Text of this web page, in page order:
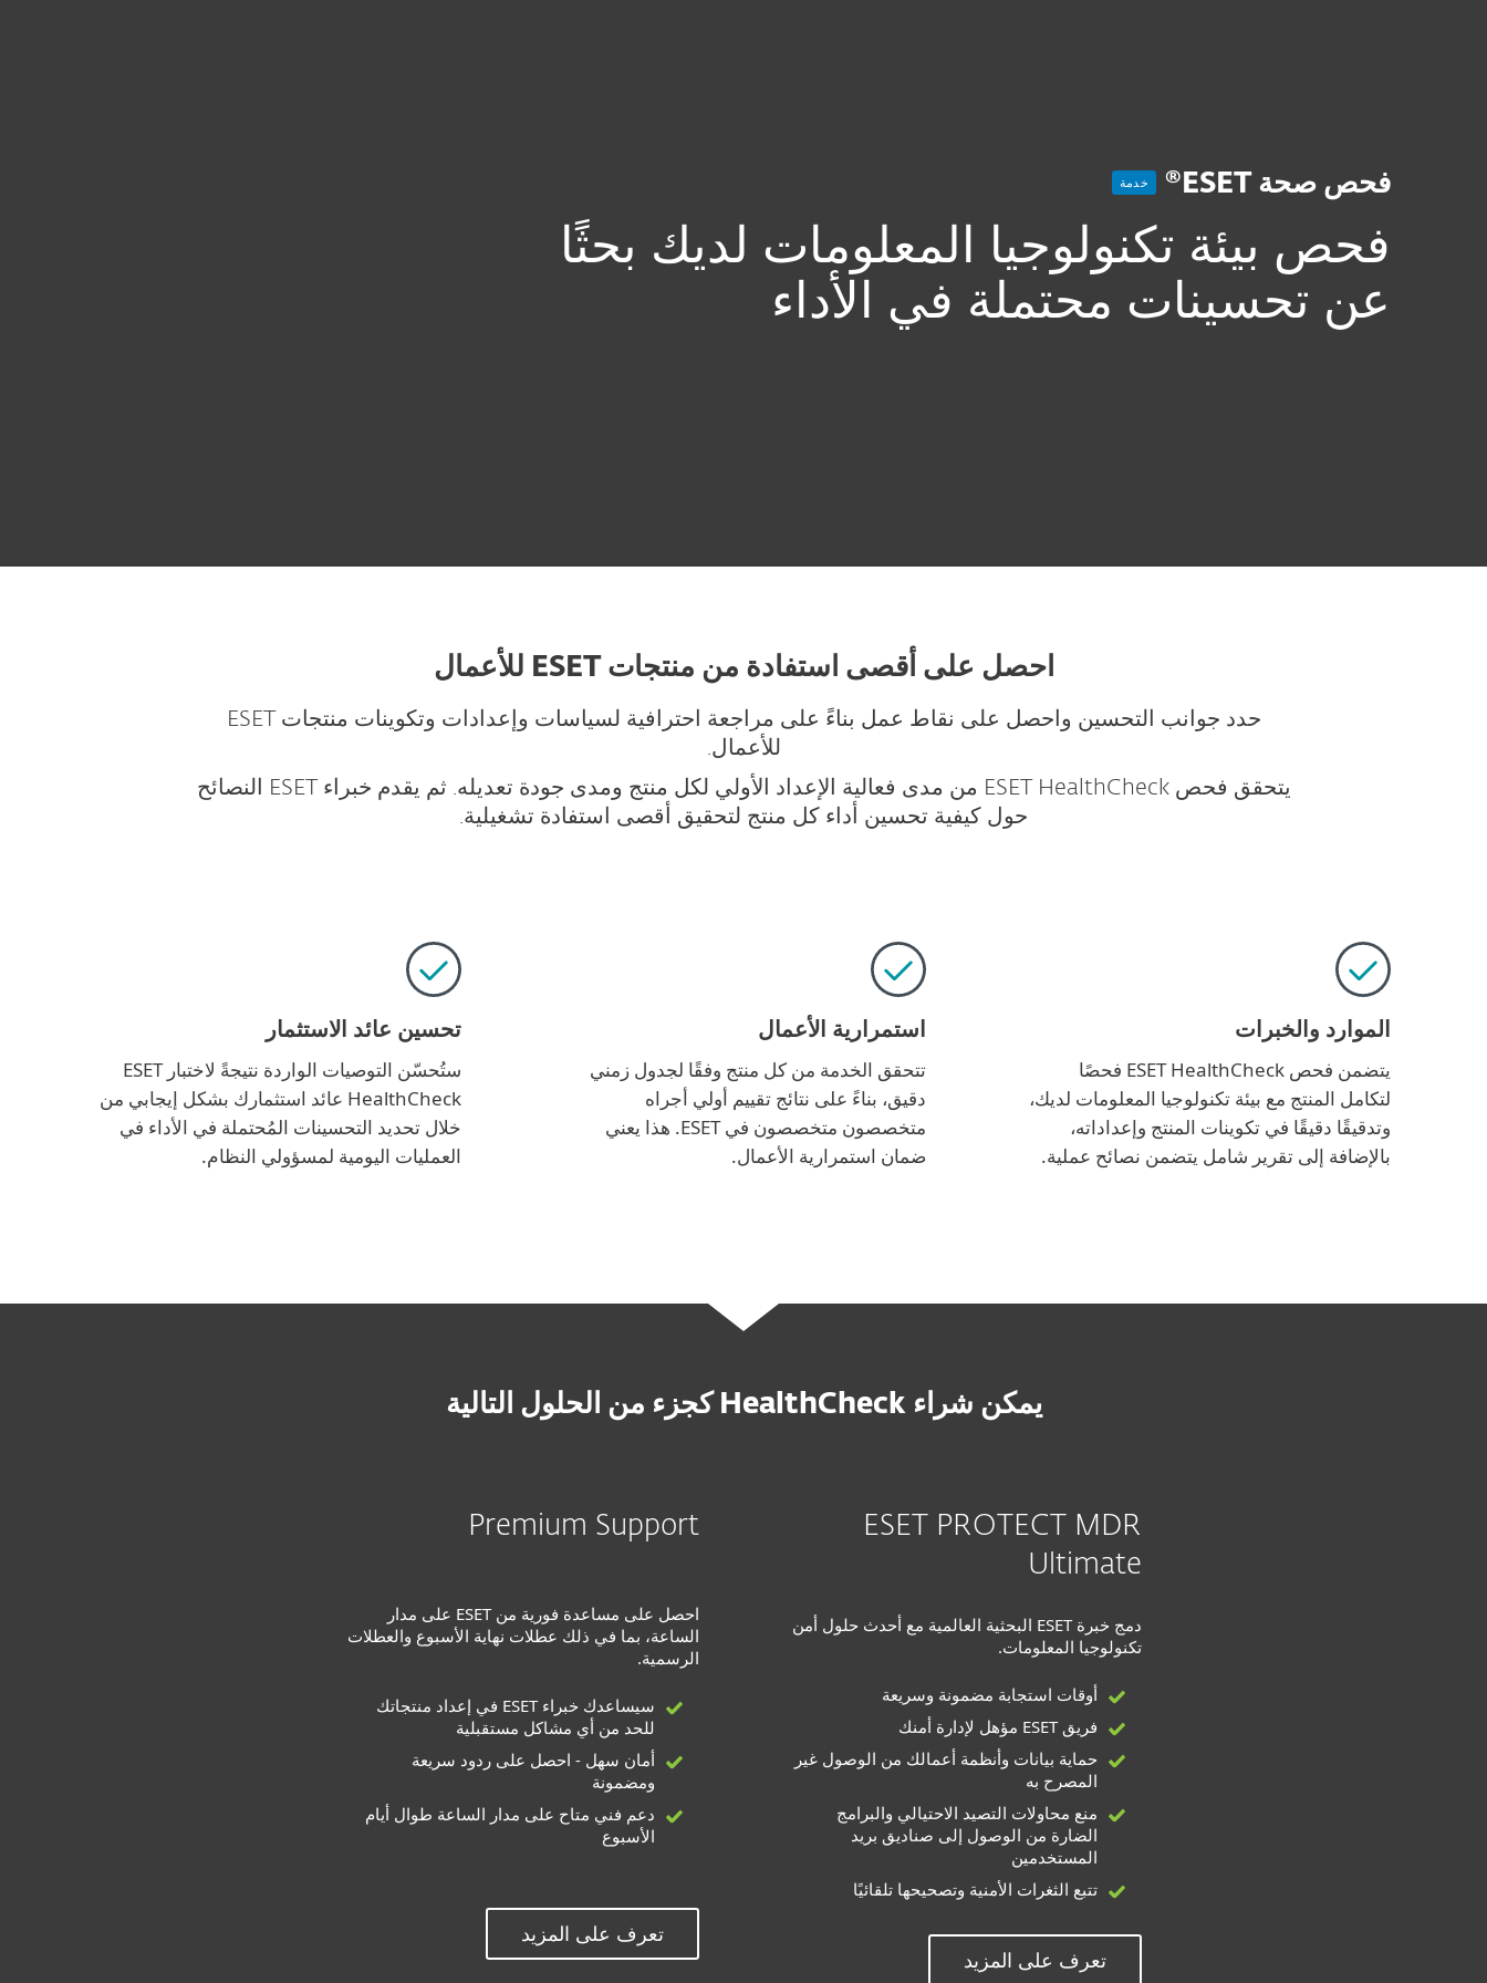
فحص صحة ESET® خدمة
فحص بيئة تكنولوجيا المعلومات لديك بحثًا
عن تحسينات محتملة في الأداء
احصل على أقصى استفادة من منتجات ESET للأعمال
حدد جوانب التحسين واحصل على نقاط عمل بناءً على مراجعة احترافية لسياسات وإعدادات وتكوينات منتجات ESET
للأعمال.
يتحقق فحص ESET HealthCheck من مدى فعالية الإعداد الأولي لكل منتج ومدى جودة تعديله. ثم يقدم خبراء ESET النصائح
حول كيفية تحسين أداء كل منتج لتحقيق أقصى استفادة تشغيلية.
الموارد والخبرات
يتضمن فحص ESET HealthCheck فحصًا
لتكامل المنتج مع بيئة تكنولوجيا المعلومات لديك،
وتدقيقًا دقيقًا في تكوينات المنتج وإعداداته،
بالإضافة إلى تقرير شامل يتضمن نصائح عملية.
استمرارية الأعمال
تتحقق الخدمة من كل منتج وفقًا لجدول زمني
دقيق، بناءً على نتائج تقييم أولي أجراه
متخصصون متخصصون في ESET. هذا يعني
ضمان استمرارية الأعمال.
تحسين عائد الاستثمار
ستُحسّن التوصيات الواردة نتيجةً لاختبار ESET
HealthCheck عائد استثمارك بشكل إيجابي من
خلال تحديد التحسينات المُحتملة في الأداء في
العمليات اليومية لمسؤولي النظام.
يمكن شراء HealthCheck كجزء من الحلول التالية
ESET PROTECT MDR
Ultimate
دمج خبرة ESET البحثية العالمية مع أحدث حلول أمن
تكنولوجيا المعلومات.
أوقات استجابة مضمونة وسريعة
فريق ESET مؤهل لإدارة أمنك
حماية بيانات وأنظمة أعمالك من الوصول غير
المصرح به
منع محاولات التصيد الاحتيالي والبرامج
الضارة من الوصول إلى صناديق بريد
المستخدمين
تتبع الثغرات الأمنية وتصحيحها تلقائيًا
تعرف على المزيد
Premium Support
احصل على مساعدة فورية من ESET على مدار
الساعة، بما في ذلك عطلات نهاية الأسبوع والعطلات
الرسمية.
سيساعدك خبراء ESET في إعداد منتجاتك
للحد من أي مشاكل مستقبلية
أمان سهل - احصل على ردود سريعة
ومضمونة
دعم فني متاح على مدار الساعة طوال أيام
الأسبوع
تعرف على المزيد